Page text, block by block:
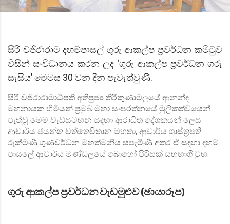
සිරි වජිරාරාම දහම්පාසල් ගුරු ආකල්ප ප්‍රවර්ධන කමිටුව
විසින් සංවිධානය කරන ලද ‘ගුරු ආකල්ප ප්‍රවර්ධන ගරු
සැසිය’ මෙමස 30 වන දින පැවැත්වුණි.
සිරි වජිරාරාමාධිපති අතිපුජ්‍ය තිරිකුණාමලයේ ආනන්ද
මහනායක හිමියන් ප්‍රමුඛ මහා සංඝරත්නයේ මුලිකත්වයෙන්
පැත්වූ මෙම වැඩසටහන සඳහා ආරාධිත දේශකයන් ලෙස
ආචාර්ය ජයන්ත වත්තෙවිතාන මහතා, ආචාර්ය ශාස්ත්‍රපති
රුක්මණි ගුණවර්ධන මහත්මනිය සපැමිණි අතර ඒ සඳහා දහම්
පාසලේ ආචාර්ය මණ්ඩලයේ බොහෝ පිරිසක් සහභාගී වුහ.
ගුරු ආකල්ප ප්‍රවර්ධන වැඩමුළුව (ඡායාරූප)